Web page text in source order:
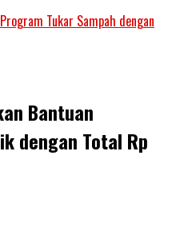
Tukar Sampah dengan
Bantuan
dengan Total Rp